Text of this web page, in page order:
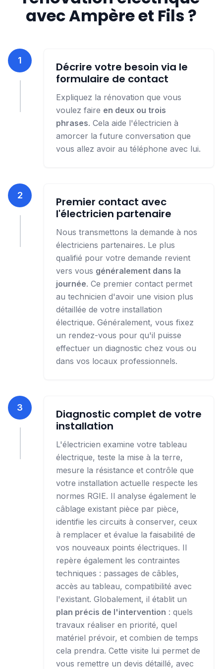
avec Ampère et Fils ?
1
Décrire votre besoin via le
formulaire de contact
Expliquez la rénovation que vous
voulez faire en deux ou trois
phrases. Cela aide l'électricien à
amorcer la future conversation que
vous allez avoir au téléphone avec lui.
2
Premier contact avec
l'électricien partenaire
Nous transmettons la demande à nos
électriciens partenaires. Le plus
qualifié pour votre demande revient
vers vous généralement dans la
journée. Ce premier contact permet
au technicien d'avoir une vision plus
détaillée de votre installation
électrique. Généralement, vous fixez
un rendez-vous pour qu'il puisse
effectuer un diagnostic chez vous ou
dans vos locaux professionnels.
3
Diagnostic complet de votre
installation
L'électricien examine votre tableau
électrique, teste la mise à la terre,
mesure la résistance et contrôle que
votre installation actuelle respecte les
normes RGIE. Il analyse également le
câblage existant pièce par pièce,
identifie les circuits à conserver, ceux
à remplacer et évalue la faisabilité de
vos nouveaux points électriques. Il
repère également les contraintes
techniques : passages de câbles,
accès au tableau, compatibilité avec
l'existant. Globalement, il établit un
plan précis de l'intervention : quels
travaux réaliser en priorité, quel
matériel prévoir, et combien de temps
cela prendra. Cette visite lui permet de
vous remettre un devis détaillé, avec